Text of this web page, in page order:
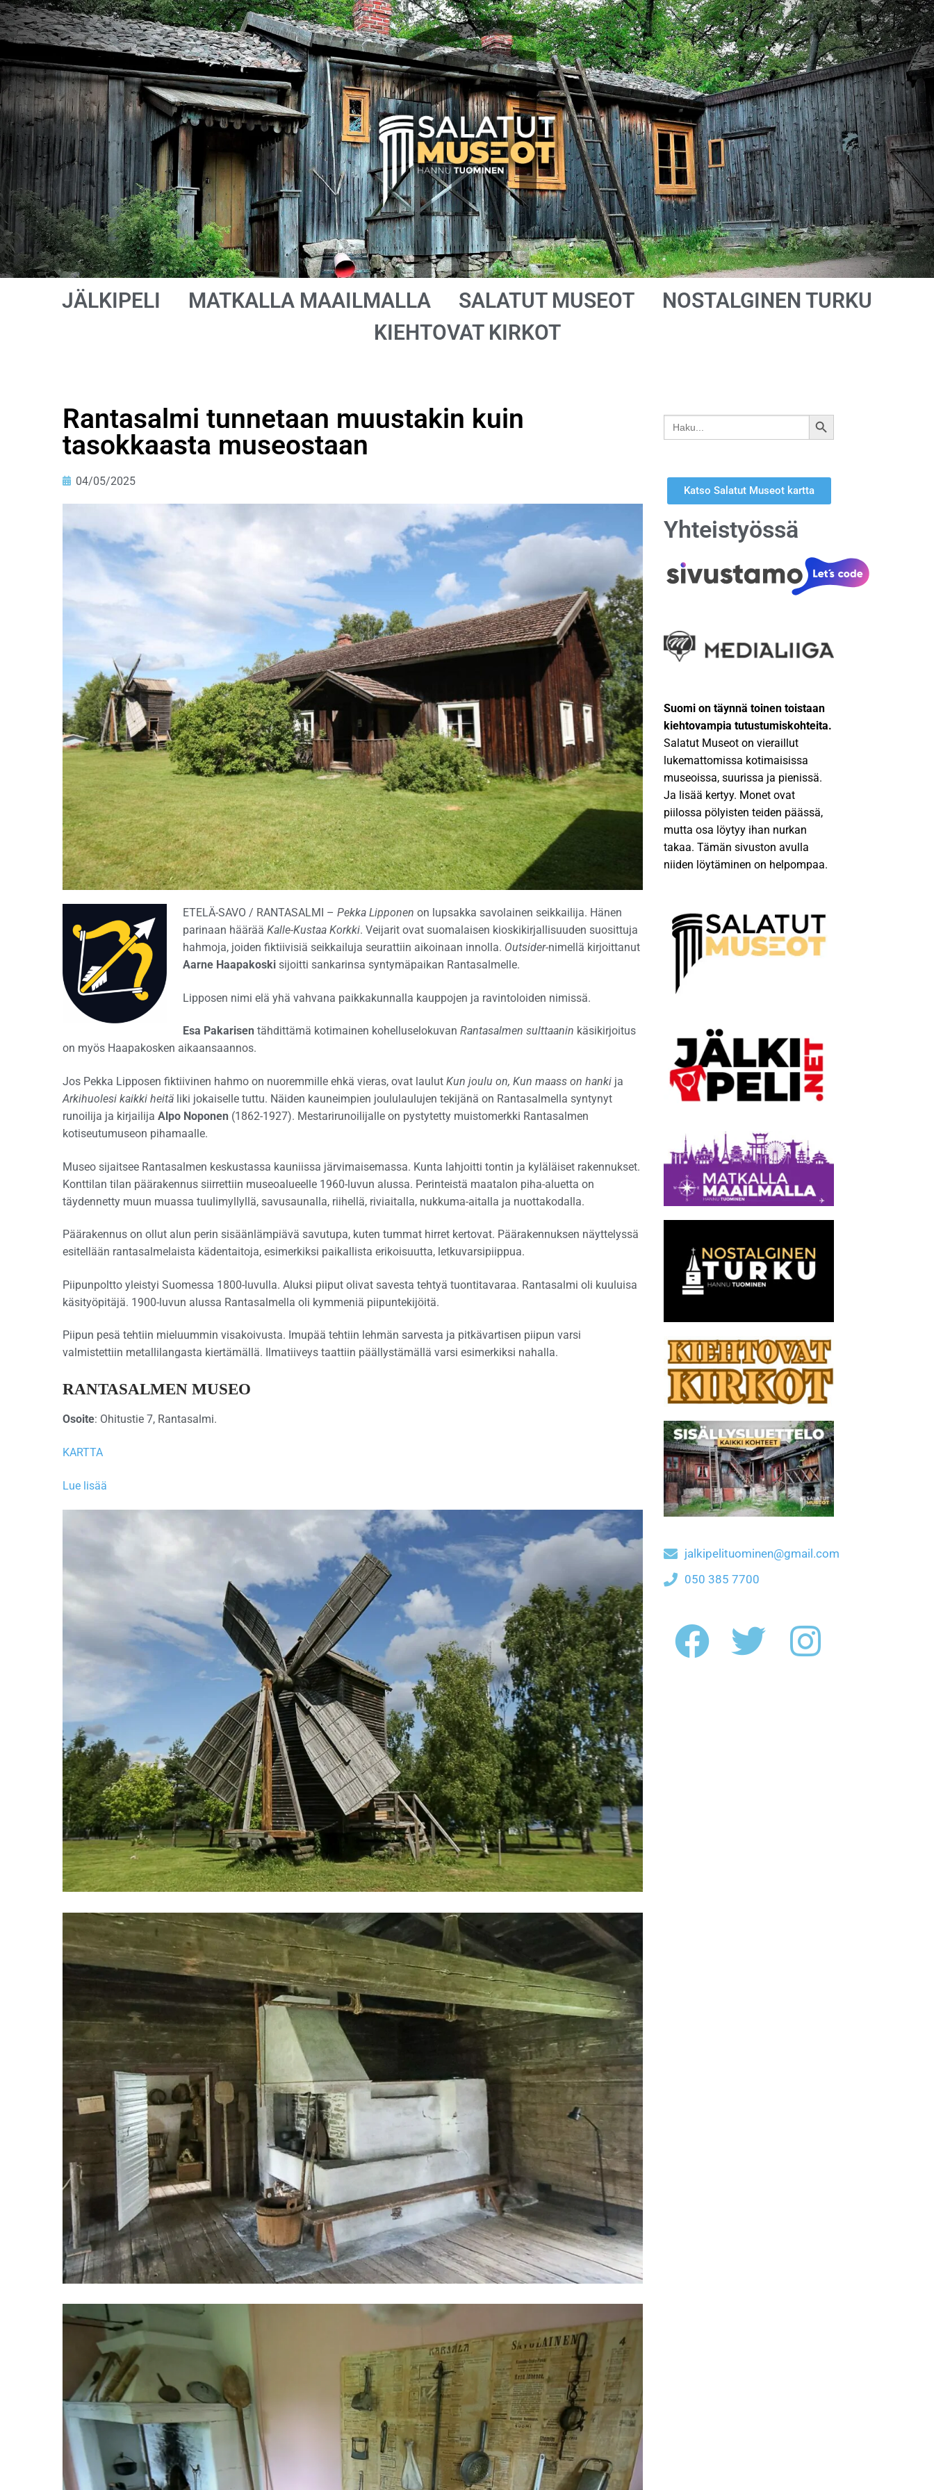
JÄLKIPELI MATKALLA MAAILMALLA SALATUT MUSEOT
NOSTALGINEN TURKU
KIEHTOVAT KIRKOT
Rantasalmi tunnetaan muustakin kuin
tasokkaasta museostaan
04/05/2025
ETELÄ-SAVO / RANTASALMI – Pekka Lipponen on lupsakka savolainen seikkailija. Hänen
parinaan häärää Kalle-Kustaa Korkki. Veijarit ovat suomalaisen kioskikirjallisuuden suosittuja
hahmoja, joiden fiktiivisiä seikkailuja seurattiin aikoinaan innolla. Outsider-nimellä kirjoittanut
Aarne Haapakoskisijoitti sankarinsa syntymäpaikan Rantasalmelle.
Lipposen nimi elä yhä vahvana paikkakunnalla kauppojen ja ravintoloiden nimissä.
Esa Pakarisen tähdittämä kotimainen kohelluselokuvan Rantasalmen sulttaanin käsikirjoitus
on myös Haapakosken aikaansaannos.
Jos Pekka Lipposen fiktiivinen hahmo on nuoremmille ehkä vieras, ovat laulut Kun joulu on, Kun maass on hanki ja
Arkihuolesi kaikki heitä liki jokaiselle tuttu. Näiden kauneimpien joululaulujen tekijänä on Rantasalmella syntynyt
runoilija ja kirjailija Alpo Noponen (1862-1927). Mestarirunoilijalle on pystytetty muistomerkki Rantasalmen
kotiseutumuseon pihamaalle.
Museo sijaitsee Rantasalmen keskustassa kauniissa järvimaisemassa. Kunta lahjoitti tontin ja kyläläiset rakennukset.
Konttilan tilan päärakennus siirrettiin museoalueelle 1960-luvun alussa. Perinteistä maatalon piha-aluetta on
täydennetty muun muassa tuulimyllyllä, savusaunalla, riihellä, riviaitalla, nukkuma-aitalla ja nuottakodalla.
Päärakennus on ollut alun perin sisäänlämpiävä savutupa, kuten tummat hirret kertovat. Päärakennuksen näyttelyssä
esitellään rantasalmelaista kädentaitoja, esimerkiksi paikallista erikoisuutta, letkuvarsipiippua.
Piipunpoltto yleistyi Suomessa 1800-luvulla. Aluksi piiput olivat savesta tehtyä tuontitavaraa. Rantasalmi oli kuuluisa
käsityöpitäjä. 1900-luvun alussa Rantasalmella oli kymmeniä piipuntekijöitä.
Piipun pesä tehtiin mieluummin visakoivusta. Imupää tehtiin lehmän sarvesta ja pitkävartisen piipun varsi
valmistettiin metallilangasta kiertämällä. Ilmatiiveys taattiin päällystämällä varsi esimerkiksi nahalla.
RANTASALMEN MUSEO
Osoite: Ohitustie 7, Rantasalmi.
KARTTA
Lue lisää
Search
for:
SEARCH
Katso Salatut Museot kartta
Yhteistyössä
Suomi on täynnä toinen toistaan
kiehtovampia tutustumiskohteita.
Salatut Museot on vieraillut
lukemattomissa kotimaisissa
museoissa, suurissa ja pienissä.
Ja lisää kertyy. Monet ovat
piilossa pölyisten teiden päässä,
mutta osa löytyy ihan nurkan
takaa. Tämän sivuston avulla
niiden löytäminen on helpompaa.
jalkipelituominen@gmail.com
050 385 7700